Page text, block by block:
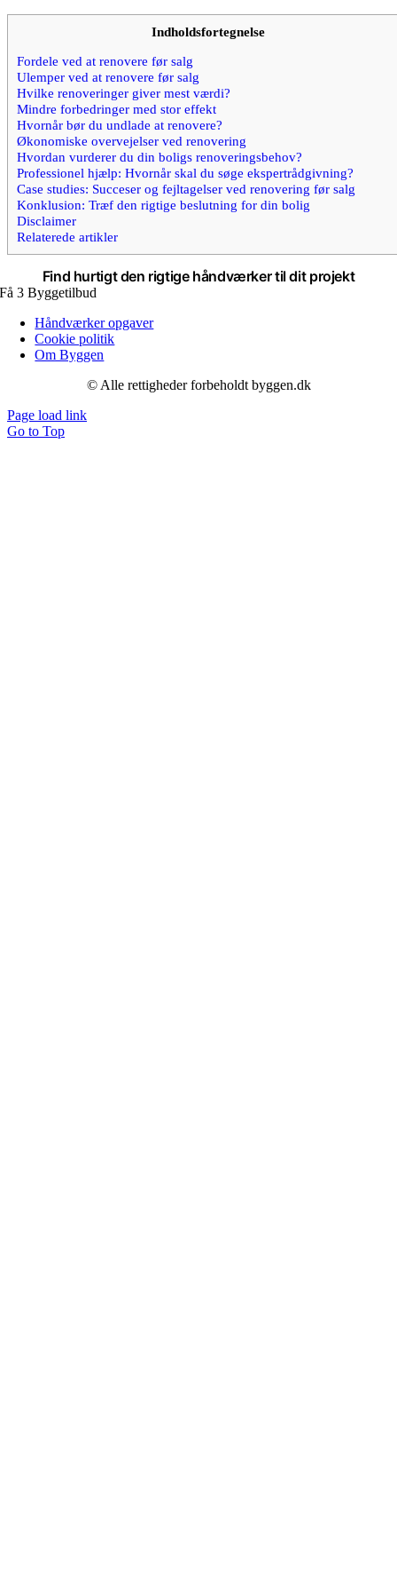
Indholdsfortegnelse
Fordele ved at renovere før salg
Ulemper ved at renovere før salg
Hvilke renoveringer giver mest værdi?
Mindre forbedringer med stor effekt
Hvornår bør du undlade at renovere?
Økonomiske overvejelser ved renovering
Hvordan vurderer du din boligs renoveringsbehov?
Professionel hjælp: Hvornår skal du søge ekspertrådgivning?
Case studies: Succeser og fejltagelser ved renovering før salg
Konklusion: Træf den rigtige beslutning for din bolig
Disclaimer
Relaterede artikler
Find hurtigt den rigtige håndværkertil dit projekt
Få 3 Byggetilbud
Håndværker opgaver
Cookie politik
Om Byggen
© Alle rettigheder forbeholdt byggen.dk
Page load link
Go to Top